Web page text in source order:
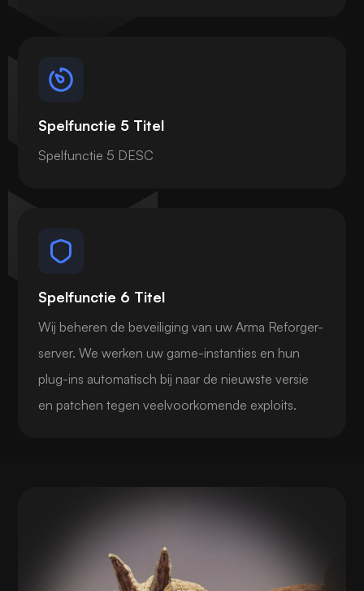
Spelfunctie 5 Titel
Spelfunctie 5 DESC
Spelfunctie 6 Titel
Wij beheren de beveiliging van uw Arma Reforger-
server. We werken uw game-instanties en hun
plug-ins automatisch bij naar de nieuwste versie
en patchen tegen veelvoorkomende exploits.